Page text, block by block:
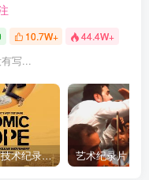
10.7W+ 44.4W+
写...
自然，工艺技术纪录片《原子能的希望 Atomic Hope – Inside the Pro-Nuclear Movement》下载